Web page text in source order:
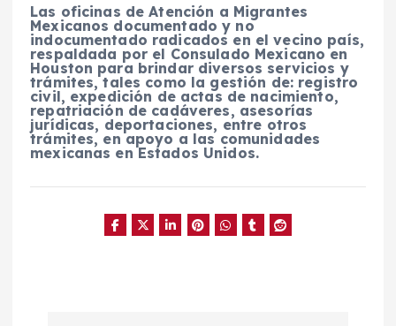
Las oficinas de Atención a Migrantes
Mexicanos documentado y no
indocumentado radicados en el vecino país,
respaldada por el Consulado Mexicano en
Houston para brindar diversos servicios y
trámites, tales como la gestión de: registro
civil, expedición de actas de nacimiento,
repatriación de cadáveres, asesorías
jurídicas, deportaciones, entre otros
trámites, en apoyo a las comunidades
mexicanas en Estados Unidos.